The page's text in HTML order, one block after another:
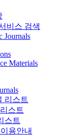
비스 검색
Journals
Materials
리스트
스트
스트
용안내